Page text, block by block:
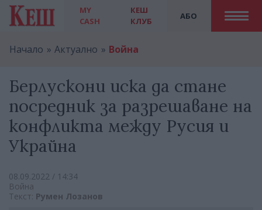
MY
CASH
АБО
КЕШ
КЛУБ
Начало Актуално Война
Берлускони иска да стане
посредник за разрешаване на
конфликта между Русия и
Украйна
08.09.2022 / 14:34
Война
Текст: Румен Лозанов